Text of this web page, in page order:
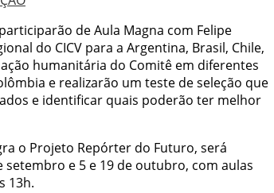
de Aula Magna com Felipe
do CICV para a Argentina, Brasil, Chile,
humanitária do Comitê em diferentes
e realizarão um teste de seleção que
e identificar quais poderão ter melhor
o Projeto Repórter do Futuro, será
setembro e 5 e 19 de outubro, com aulas
13h.